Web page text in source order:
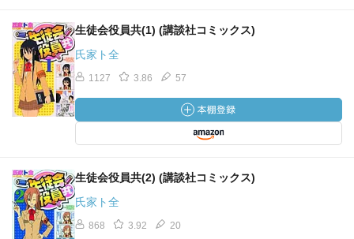
生徒会役員共(1) (講談社コミックス)
氏家ト全
1127 3.86 57
生徒会役員共(2) (講談社コミックス)
氏家ト全
868 3.92 20